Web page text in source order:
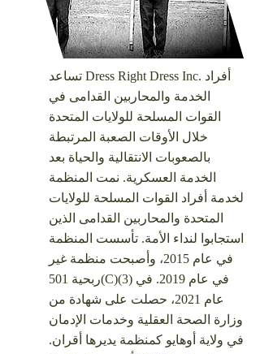
تساعد Dress Right Dress Inc. أفراد
الخدمة والمحاربين القدامى في
القوات المسلحة للولايات المتحدة
خلال الأوقات الصعبة المرتبطة
بالصعوبات الانتقالية والحياة بعد
الخدمة العسكرية. نمت المنظمة
لخدمة أفراد القوات المسلحة للولايات
المتحدة والمحاربين القدامى الذين
استجابوا لنداء الأمة. تأسست المنظمة
في عام 2015، وأصبحت منظمة غير
ربحية 501(C)(3) في عام 2019. في
عام 2021، حصلت على شهادة من
وزارة الصحة العقلية وخدمات الإدمان
في ولاية أوهايو كمنظمة يديرها أقران.